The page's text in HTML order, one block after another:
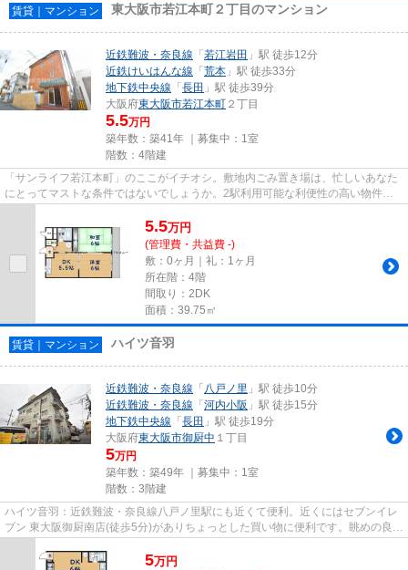
賃貸｜マンション 東大阪市若江本町２丁目のマンション
近鉄難波・奈良線 「若江岩田 」駅 徒歩12分
近鉄けいはんな線 「荒本 」駅 徒歩33分
地下鉄中央線 「長田 」駅 徒歩39分
大阪府東大阪市若江本町 ２丁目
5.5万円
築年数：築41年 ｜募集中： 1室
階数：4階建
「サンライフ若江本町」のここがイチオシ。敷地内ごみ置き場は、忙しいあなた
にとってマストな条件ではないでしょうか。2駅利用可能な利便性の高い物件で
す。風通しが良好な物件です。...
5.5万円
(管理費・共益費 -)
敷：0ヶ月｜礼：1ヶ月
所在階：4階
間取り：2DK
面積：39.75㎡
賃貸｜マンション ハイツ音羽
近鉄難波・奈良線 「 八戸ノ里 」駅 徒歩10分
近鉄難波・奈良線 「河内小阪 」駅 徒歩15分
地下鉄中央線 「長田 」駅 徒歩19分
大阪府東大阪市御厨中 １丁目
5万円
築年数：築49年 ｜募集中： 1室
階数：3階建
ハイツ音羽：近鉄難波・奈良線八戸ノ里駅にも近くて便利。近くにはセブンイレ
ブン 東大阪御厨南店(徒歩5分)がありちょっとした買い物に便利です。眺めの良い
物件です。敷地内にごみ置...
5万円